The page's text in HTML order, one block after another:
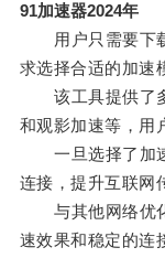
91加速器2024年
用户只需要下载
求选择合适的加速
该工具提供了多
和观影加速等，用
一旦选择了加速
连接，提升互联网
与其他网络优化
速效果和稳定的连